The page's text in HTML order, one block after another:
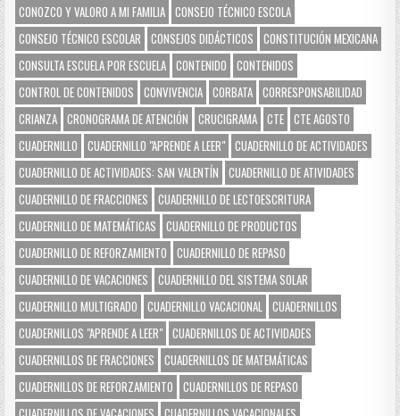
CONOZCO Y VALORO A MI FAMILIA CONSEJO TÉCNICO ESCOLA
CONSEJO TÉCNICO ESCOLAR
CONSEJOS DIDÁCTICOS
CONSTITUCIÓN MEXICANA
CONSULTA ESCUELA POR ESCUELA CONTENIDO
CONTENIDOS
CONTROL DE CONTENIDOS
CONVIVENCIA CORBATA CORRESPONSABILIDAD
CRIANZA CRONOGRAMA DE ATENCIÓN CRUCIGRAMA CTE CTE AGOSTO
CUADERNILLO
CUADERNILLO "APRENDE A LEER" CUADERNILLO DE ACTIVIDADES
CUADERNILLO DE ACTIVIDADES: SAN VALENTÍN
CUADERNILLO DE ATIVIDADES
CUADERNILLO DE FRACCIONES
CUADERNILLO DE LECTOESCRITURA
CUADERNILLO DE MATEMÁTICAS
CUADERNILLO DE PRODUCTOS
CUADERNILLO DE REFORZAMIENTO
CUADERNILLO DE REPASO
CUADERNILLO DE VACACIONES
CUADERNILLO DEL SISTEMA SOLAR
CUADERNILLO MULTIGRADO
CUADERNILLO VACACIONAL CUADERNILLOS
CUADERNILLOS "APRENDE A LEER" CUADERNILLOS DE ACTIVIDADES
CUADERNILLOS DE FRACCIONES
CUADERNILLOS DE MATEMÁTICAS
CUADERNILLOS DE REFORZAMIENTO
CUADERNILLOS DE REPASO